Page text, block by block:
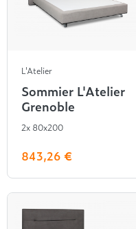
L'Atelier
Sommier L'Atelier
Grenoble
2x 80x200
843,26 €